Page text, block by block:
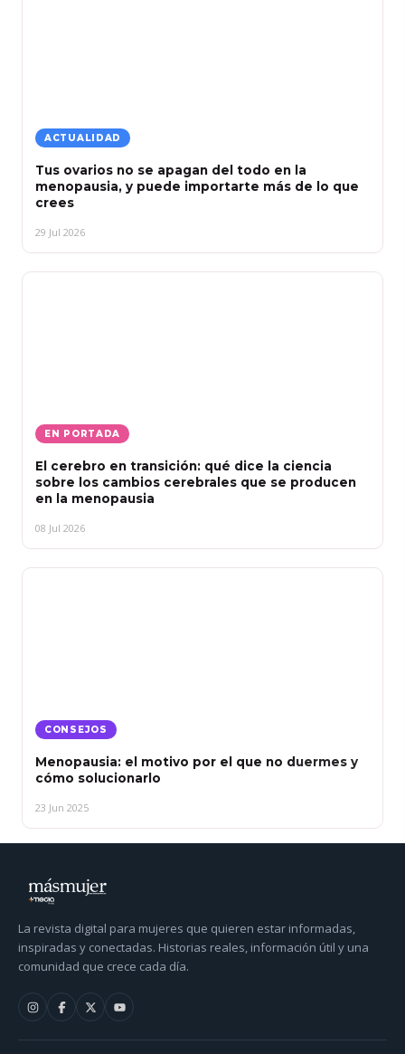
ACTUALIDAD
Tus ovarios no se apagan del todo en la
menopausia, y puede importarte más de lo que
crees
29 Jul 2026
EN PORTADA
El cerebro en transición: qué dice la ciencia
sobre los cambios cerebrales que se producen
en la menopausia
08 Jul 2026
CONSEJOS
Menopausia: el motivo por el que no duermes y
cómo solucionarlo
23 Jun 2025
La revista digital para mujeres que quieren estar informadas,
inspiradas y conectadas. Historias reales, información útil y una
comunidad que crece cada día.